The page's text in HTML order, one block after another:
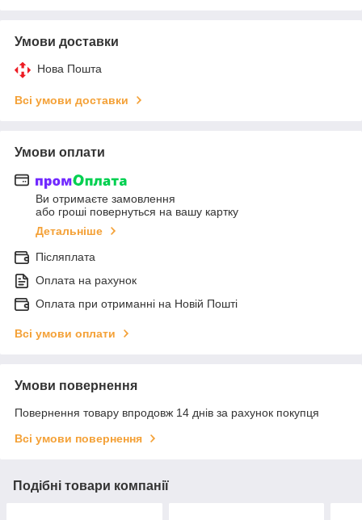
Умови доставки
Нова Пошта
Всі умови доставки
Умови оплати
Ви отримаєте замовлення
або гроші повернуться на вашу картку
Детальніше
Післяплата
Оплата на рахунок
Оплата при отриманні на Новій Пошті
Всі умови оплати
Умови повернення
Повернення товару впродовж 14 днів за рахунок покупця
Всі умови повернення
Подібні товари компанії